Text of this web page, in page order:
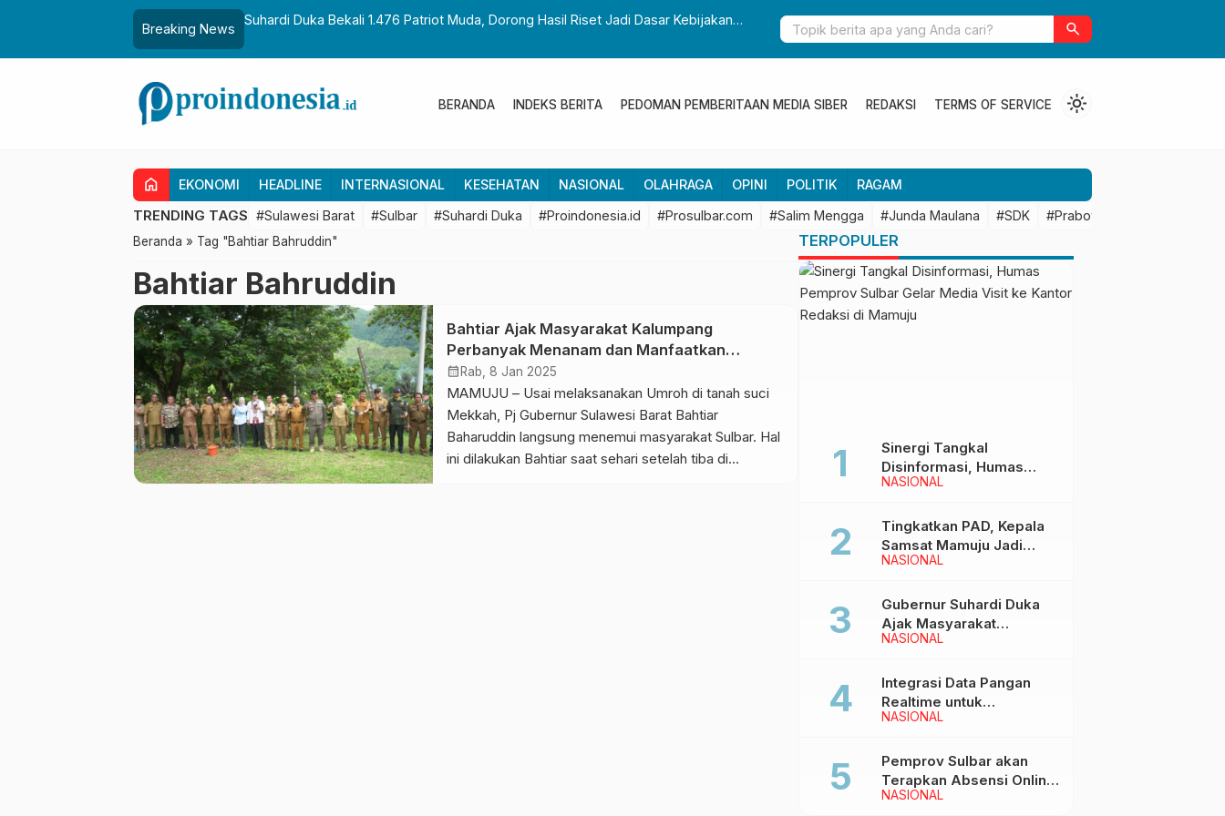
Breaking News
Suhardi Duka Bekali 1.476 Patriot Muda, Dorong Hasil Riset Jadi Dasar Kebijakan
Gubernur Sulbar Perkuat Kolaborasi Riset dengan BRIN untuk Mendukung
Pembangunan Daerah
search
BERANDA INDEKS BERITA PEDOMAN PEMBERITAAN MEDIA SIBER REDAKSI TERMS OF SERVICE light_mode
home EKONOMI HEADLINE INTERNASIONAL KESEHATAN NASIONAL OLAHRAGA OPINI POLITIK RAGAM
TRENDING TAGS #Sulawesi Barat #Sulbar #Suhardi Duka #Proindonesia.id #Prosulbar.com #Salim Mengga #Junda Maulana #SDK #Prabowo Subianto
Beranda » Tag "Bahtiar Bahruddin"
Bahtiar Bahruddin
Bahtiar Ajak Masyarakat Kalumpang
Perbanyak Menanam dan Manfaatkan
Kearifan Pangan Lokal
calendar_month Rab, 8 Jan 2025
MAMUJU – Usai melaksanakan Umroh di tanah suci
Mekkah, Pj Gubernur Sulawesi Barat Bahtiar
Baharuddin langsung menemui masyarakat Sulbar. Hal
ini dilakukan Bahtiar saat sehari setelah tiba di
TERPOPULER
NASIONAL
Sinergi Tangkal
Disinformasi, Humas
Pemprov Sulbar Gelar
Redaksi di Mamuju
NASIONAL
Tingkatkan PAD, Kepala
Samsat Mamuju Jadi
Narasumber Hearing
DPRD Sulbar
NASIONAL
Gubernur Suhardi Duka
Ajak Masyarakat
Meriahkan Event
NASIONAL
Integrasi Data Pangan
Realtime untuk
Kendalikan inflasi,
Kembangkan Sistem
SAPEDA
NASIONAL
Pemprov Sulbar akan
Terapkan Absensi Online
untuk ASN